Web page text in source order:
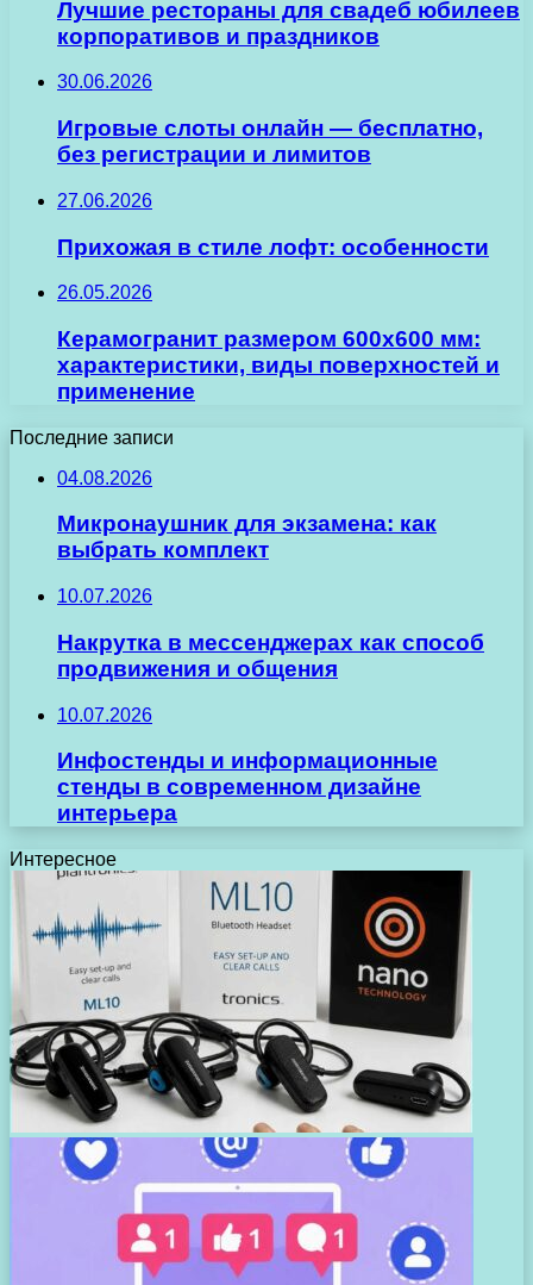
Лучшие рестораны для свадеб юбилеев
корпоративов и праздников
30.06.2026
Игровые слоты онлайн — бесплатно,
без регистрации и лимитов
27.06.2026
Прихожая в стиле лофт: особенности
26.05.2026
Керамогранит размером 600х600 мм:
характеристики, виды поверхностей и
применение
Последние записи
04.08.2026
Микронаушник для экзамена: как
выбрать комплект
10.07.2026
Накрутка в мессенджерах как способ
продвижения и общения
10.07.2026
Инфостенды и информационные
стенды в современном дизайне
интерьера
Интересное